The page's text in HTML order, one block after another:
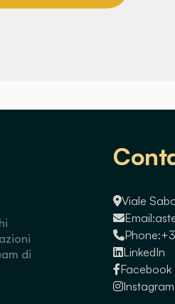
di
Viale
Email:
Phone:
LinkedIn
Facebook
Instagram